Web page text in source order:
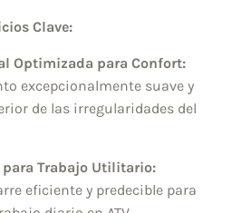
Clave:
Optimizada para Confort:
excepcionalmente suave y
de las irregularidades del
Trabajo Utilitario:
eficiente y predecible para